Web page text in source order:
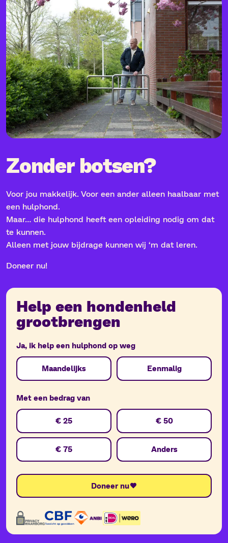
Zonder botsen?
Voor jou makkelijk. Voor een ander alleen haalbaar met
een hulphond.
Maar… die hulphond heeft een opleiding nodig om dat
te kunnen.
Alleen met jouw bijdrage kunnen wij ‘m dat leren.
Doneer nu!
Help een hondenheld
grootbrengen
Ja, ik help een hulphond op weg
Donation
Period
Maandelijks Eenmalig
Met een bedrag van
Donation
Amount
€ 25 € 50
€ 75 Anders
Doneer nu